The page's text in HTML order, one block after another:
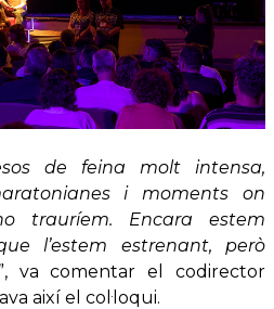
de feina molt intensa,
i moments on
trauríem. Encara estem
l’estem estrenant, però
va comentar el codirector
així el col·loqui.